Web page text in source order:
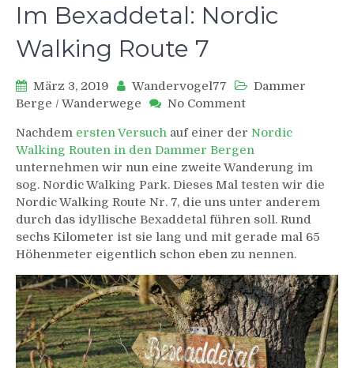
Im Bexaddetal: Nordic
Walking Route 7
März 3, 2019 Wandervogel77
Dammer
Berge / Wanderwege No Commenton
Bexaddetal:
Nordic
Walking
Route
7
Nachdem ersten Versuch auf einer der Nordic
Walking Routen in den Dammer Bergen
unternehmen wir nun eine zweite Wanderung im
sog. Nordic Walking Park. Dieses Mal testen wir die
Nordic Walking Route Nr. 7, die uns unter anderem
durch das idyllische Bexaddetal führen soll. Rund
sechs Kilometer ist sie lang und mit gerade mal 65
Höhenmeter eigentlich schon eben zu nennen.